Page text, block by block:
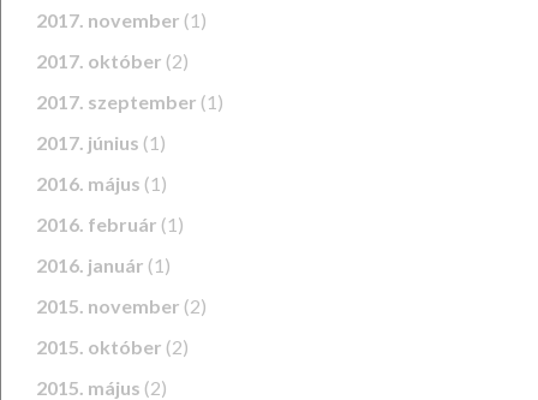
2017. november (1)
2017. október (2)
2017. szeptember (1)
2017. június (1)
2016. május (1)
2016. február (1)
2016. január (1)
2015. november (2)
2015. október (2)
2015. május (2)